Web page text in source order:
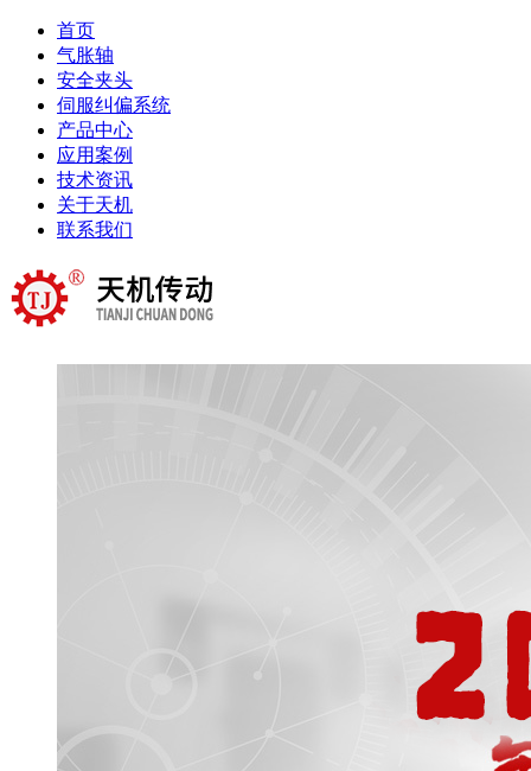
首页
气胀轴
安全夹头
伺服纠偏系统
产品中心
应用案例
技术资讯
关于天机
联系我们